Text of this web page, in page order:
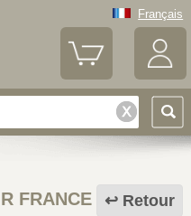
Français
Retour
FRANCE